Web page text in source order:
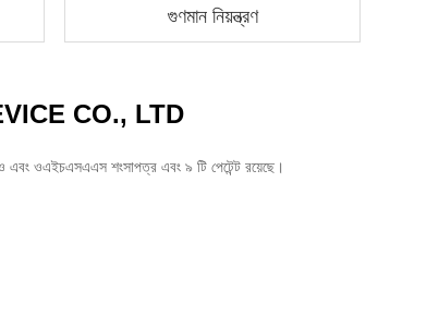
গুণমান নিয়ন্ত্রণ
CO., LTD
ওএইচএসএএস শংসাপত্র এবং ৯ টি পেটেন্ট রয়েছে।